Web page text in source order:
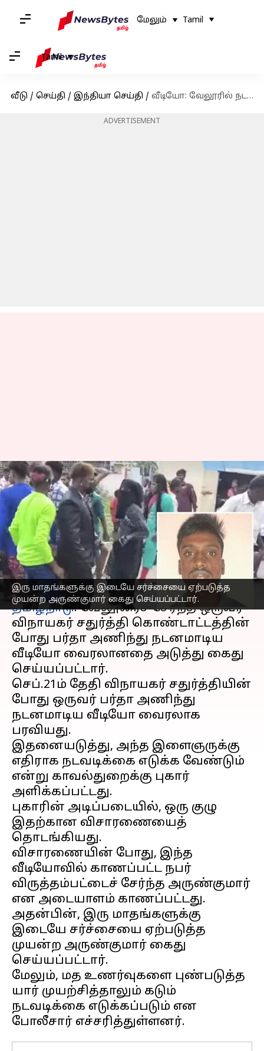
மேலும் Tamil
Tamil
வீடு / செய்தி / இந்தியா செய்தி / வீடியோ: வேலூரில் நடந்த விநாயகர் ஊர்வலத்தில் பர்தா அணிந்து நடனமாடிய நபர் கைது
ADVERTISEMENT
இரு மாதங்களுக்கு இடையே சர்ச்சையை ஏற்படுத்த
முயன்ற அருண்குமார் கைது செய்யப்பட்டார்.
வீடியோ: வேலூரில் நடந்த
விநாயகர் ஊர்வலத்தில்
பர்தா அணிந்து
நடனமாடிய நபர் கைது
எழுதியவர் Sindhuja SM Sep 24, 2023 12:47 pm
செய்தி முன்னோட்டம்
தமிழ்நாடு: வேலூரைச் சேர்ந்த ஒருவர்
விநாயகர் சதுர்த்தி கொண்டாட்டத்தின்
போது பர்தா அணிந்து நடனமாடிய
வீடியோ வைரலானதை அடுத்து கைது
செய்யப்பட்டார்.
செப்.21ம் தேதி விநாயகர் சதுர்த்தியின்
போது ஒருவர் பர்தா அணிந்து
நடனமாடிய வீடியோ வைரலாக
பரவியது.
இதனையடுத்து, அந்த இளைஞருக்கு
எதிராக நடவடிக்கை எடுக்க வேண்டும்
என்று காவல்துறைக்கு புகார்
அளிக்கப்பட்டது.
புகாரின் அடிப்படையில், ஒரு குழு
இதற்கான விசாரணையைத்
தொடங்கியது.
விசாரணையின் போது, இந்த
வீடியோவில் காணப்பட்ட நபர்
விருத்தம்பட்டைச் சேர்ந்த அருண்குமார்
என அடையாளம் காணப்பட்டது.
அதன்பின், இரு மாதங்களுக்கு
இடையே சர்ச்சையை ஏற்படுத்த
முயன்ற அருண்குமார் கைது
செய்யப்பட்டார்.
மேலும், மத உணர்வுகளை புண்படுத்த
யார் முயற்சித்தாலும் கடும்
நடவடிக்கை எடுக்கப்படும் என